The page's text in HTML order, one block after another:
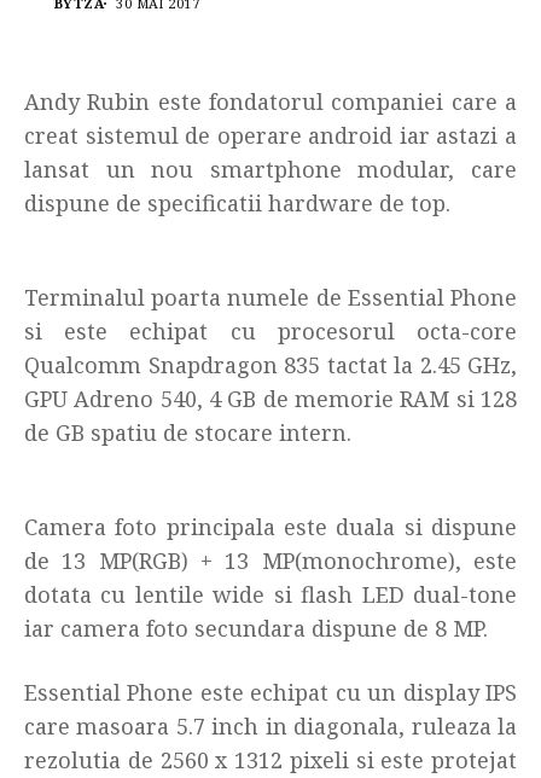
Andy Rubin este fondatorul companiei care a
creat sistemul de operare android iar astazi a
lansat un nou smartphone modular, care
dispune de specificatii hardware de top.
Terminalul poarta numele de Essential Phone
si este echipat cu procesorul octa-core
Qualcomm Snapdragon 835 tactat la 2.45 GHz,
GPU Adreno 540, 4 GB de memorie RAM si 128
de GB spatiu de stocare intern.
Camera foto principala este duala si dispune
de 13 MP(RGB) + 13 MP(monochrome), este
dotata cu lentile wide si flash LED dual-tone
iar camera foto secundara dispune de 8 MP.
Essential Phone este echipat cu un display IPS
care masoara 5.7 inch in diagonala, ruleaza la
rezolutia de 2560 x 1312 pixeli si este protejat